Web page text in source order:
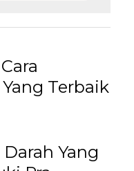
Terbaik
Yang